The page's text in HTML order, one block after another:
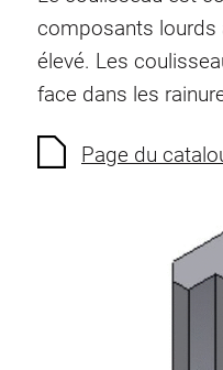
Ecrous à
Sécurités
Éléments de
Conduites de
Eléments de
Charnières et
Éléments
composants lourds
élevé. Les
face dans les
Page du